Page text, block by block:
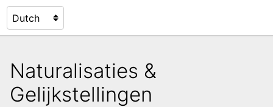
Naturalisaties &
Gelijkstellingen